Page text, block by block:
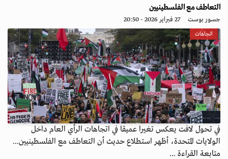
التعاطف مع الفلسطينيين
جسور بوست 27 فبراير 2026 - 20:50
اتجاهات
في تحول لافت يعكس تغيرا عميقا في اتجاهات الرأي العام داخل
الولايات المتحدة، أظهر استطلاع حديث أن التعاطف مع الفلسطينيين...
متابعة القراءة ...